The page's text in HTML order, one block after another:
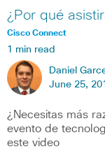
¿Por qué
Cisco Connect
1 min read
Daniel
June 25,
¿Necesitas más
evento de
este video